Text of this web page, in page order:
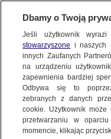
NAJNOWSZE
ZOBACZ FAKTY
FAKTY PO FAKTACH
Jedno
Dbamy o Twoją
Jeśli użytkownik
stowarzyszone i naszych
innych Zaufanych
na urządzeniu
zapewnienia bardziej
Odbywa się to
zebranych z danych
cookie. Użytkownik
przetwarzaniu w
momencie, klikając